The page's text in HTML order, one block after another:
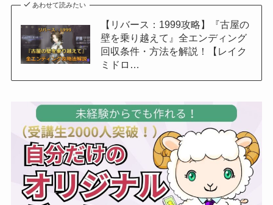
あわせて読みたい
【リバース：1999攻略】『古屋の
壁を乗り越えて』全エンディング
回収条件・方法を解説！【レイク
ミドロ…